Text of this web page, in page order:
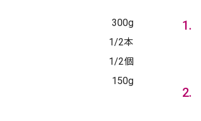
300g
1/2本
1/2個
150g